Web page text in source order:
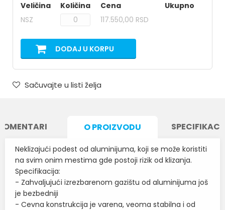
Veličina Količina Cena
Ukupno
NSZ
117.550,00 RSD
DODAJ U KORPU
Sačuvajte u listi želja
O PROIZVODU
Neklizajući podest od aluminijuma, koji se može koristiti
na svim onim mestima gde postoji rizik od klizanja.
Specifikacija:
- Zahvaljujući izrezbarenom gazištu od aluminijuma još
je bezbedniji
- Cevna konstrukcija je varena, veoma stabilna i od